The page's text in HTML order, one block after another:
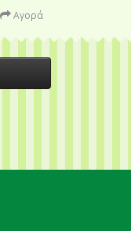
Αγορά